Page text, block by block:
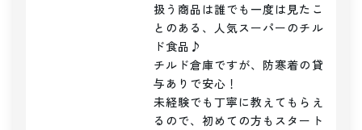
扱う商品は誰でも一度は見たこ
とのある、人気スーパーのチル
ド食品♪
チルド倉庫ですが、防寒着の貸
与ありで安心！
未経験でも丁寧に教えてもらえ
るので、初めての方もスタート